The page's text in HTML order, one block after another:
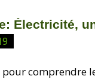
Électricité,
comprendre